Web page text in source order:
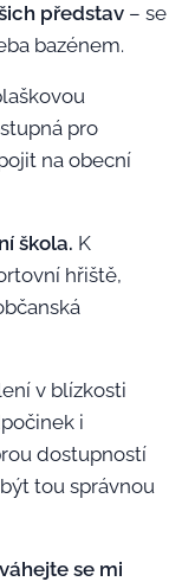
představ – se
bazénem.
pro
na obecní
škola. K
hřiště,
v blízkosti
i
dostupností
tou správnou
se mi